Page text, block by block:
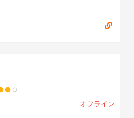
オフライン